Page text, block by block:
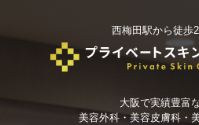
西梅田駅から徒歩
大阪で実績豊富
美容外科・美容皮膚科・